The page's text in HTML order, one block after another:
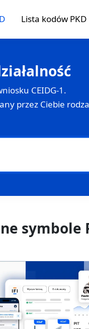
Lista kodów PKD
CEIDG-1 .
przez Ciebie
symbole